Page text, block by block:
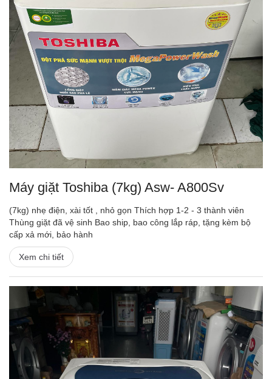
Máy giặt Toshiba (7kg) Asw- A800Sv
(7kg) nhẹ điện, xài tốt , nhỏ gọn Thích hợp 1-2 - 3 thành viên
Thùng giặt đã vệ sinh Bao ship, bao công lắp ráp, tặng kèm bộ
cấp xả mới, bảo hành
Xem chi tiết